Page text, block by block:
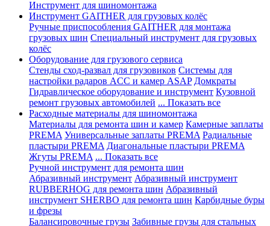
Инструмент для шиномонтажа
Инструмент GAITHER для грузовых колёс
Ручные приспособления GAITHER для монтажа
грузовых шин Специальный инструмент для грузовых
колёс
Оборудование для грузового сервиса
Стенды сход-развал для грузовиков Системы для
настройки радаров ACC и камер ASAP Домкраты
Гидравлическое оборудование и инструмент Кузовной
ремонт грузовых автомобилей ... Показать все
Расходные материалы для шиномонтажа
Материалы для ремонта шин и камер Камерные заплаты
PREMA Универсальные заплаты PREMA Радиальные
пластыри PREMA Диагональные пластыри PREMA
Жгуты PREMA ... Показать все
Ручной инструмент для ремонта шин
Абразивный инструмент Абразивный инструмент
RUBBERHOG для ремонта шин Абразивный
инструмент SHERBO для ремонта шин Карбидные буры
и фрезы
Балансировочные грузы Забивные грузы для стальных